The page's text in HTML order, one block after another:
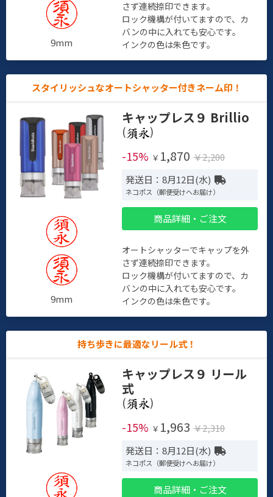
9mm
さず連続捺印できます。
ロック機構が付いてますので、カ
バンの中に入れても安心です。
インクの色は朱色です。
スタイリッシュなオートシャッター付きネーム印！
9mm
キャップレス９ Brillio
(
)
-15% ￥ 1,870 ￥2,200
発送日：8月12日(水)
ネコポス（郵便受けへお届け）
商品詳細・ご注文
オートシャッターでキャップを外
さず連続捺印できます。
ロック機構が付いてますので、カ
バンの中に入れても安心です。
インクの色は朱色です。
持ち歩きに最適なリール式！
キャップレス９ リール
式
(
)
-15% ￥ 1,963 ￥2,310
発送日：8月12日(水)
ネコポス（郵便受けへお届け）
商品詳細・ご注文